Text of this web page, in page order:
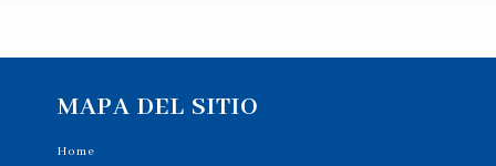
MAPA DEL SITIO
Home